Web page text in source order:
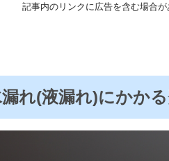
記事内のリンクに広告を含む場合が
れ(液漏れ)にかか